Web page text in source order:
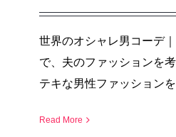
世界のオシャレ男コーデ
で、夫のファッションを
テキな男性ファッションを
Read More